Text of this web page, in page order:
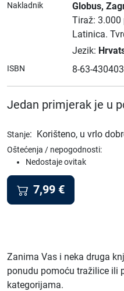
Nakladnik Globus,
Tiraž: 3.000
Latinica.
Jezik:
ISBN 8-63-
Jedan primjerak je u
Stanje: Korišteno, u vrlo
Oštećenja / nepogodnosti:
Nedostaje ovitak
7,99 €
Zanima Vas i neka druga
ponudu pomoću tražilice ili
kategorijama.